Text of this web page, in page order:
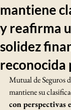
mantiene
y reafirma
solidez
reconocida
Mutual de Seguros
mantiene su
con perspectivas